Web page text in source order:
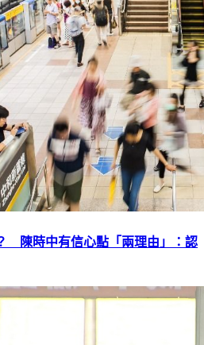
陳時中有信心點「兩理由」：認